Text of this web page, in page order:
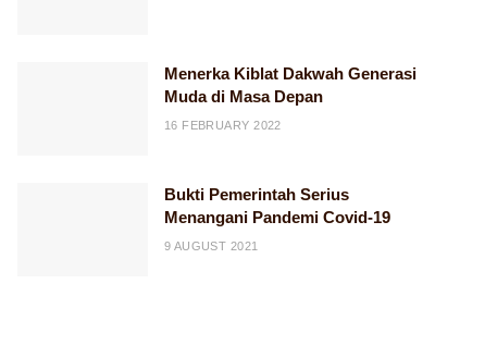
Menerka Kiblat Dakwah Generasi
Muda di Masa Depan
16 FEBRUARY 2022
Bukti Pemerintah Serius
Menangani Pandemi Covid-19
9 AUGUST 2021